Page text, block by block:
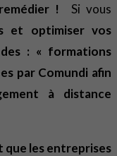
!
Si vous
et optimiser vos
: « formations
par Comundi afin
à distance
que les entreprises